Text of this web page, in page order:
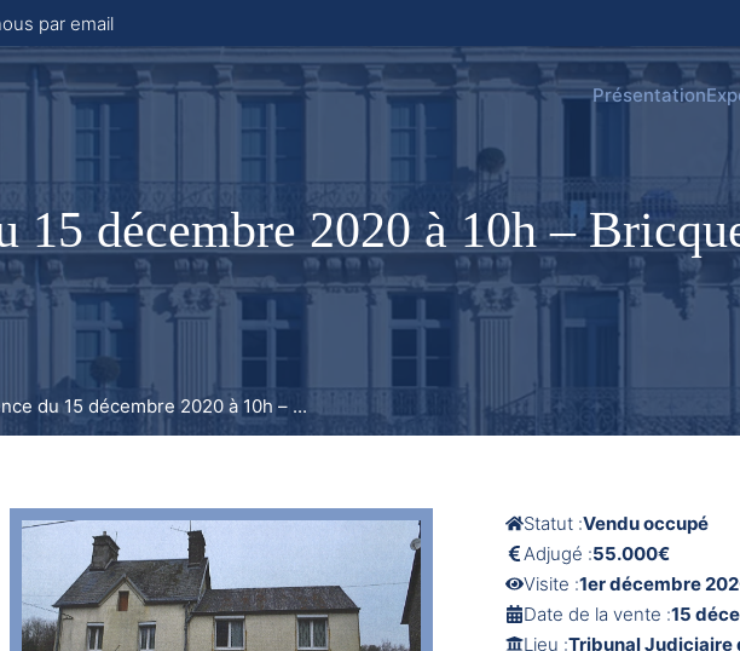
par email
Présentation
15 décembre 2020 à 10h –
du 15 décembre 2020 à 10h – ...
Statut :Vendu occupé
Adjugé :55.000€
Visite :1er décembre
Date de la vente :15
Lieu :Tribunal Judiciaire